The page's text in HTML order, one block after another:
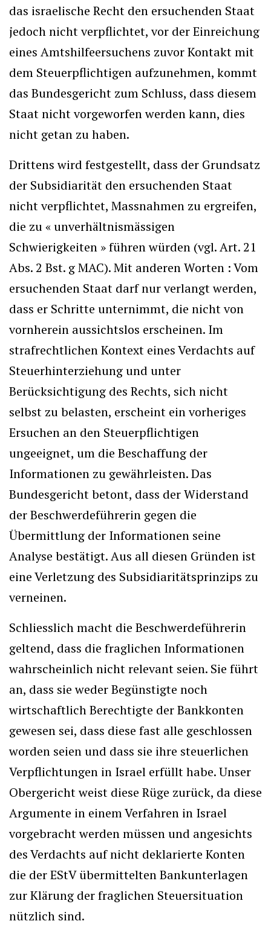
das israelische Recht den ersuchenden Staat
jedoch nicht verpflichtet, vor der Einreichung
eines Amtshilfeersuchens zuvor Kontakt mit
dem Steuerpflichtigen aufzunehmen, kommt
das Bundesgericht zum Schluss, dass diesem
Staat nicht vorgeworfen werden kann, dies
nicht getan zu haben.
Drittens wird festgestellt, dass der Grundsatz
der Subsidiarität den ersuchenden Staat
nicht verpflichtet, Massnahmen zu ergreifen,
die zu « unverhältnismässigen
Schwierigkeiten » führen würden (vgl. Art. 21
Abs. 2 Bst. g MAC). Mit anderen Worten : Vom
ersuchenden Staat darf nur verlangt werden,
dass er Schritte unternimmt, die nicht von
vornherein aussichtslos erscheinen. Im
strafrechtlichen Kontext eines Verdachts auf
Steuerhinterziehung und unter
Berücksichtigung des Rechts, sich nicht
selbst zu belasten, erscheint ein vorheriges
Ersuchen an den Steuerpflichtigen
ungeeignet, um die Beschaffung der
Informationen zu gewährleisten. Das
Bundesgericht betont, dass der Widerstand
der Beschwerdeführerin gegen die
Übermittlung der Informationen seine
Analyse bestätigt. Aus all diesen Gründen ist
eine Verletzung des Subsidiaritätsprinzips zu
verneinen.
Schliesslich macht die Beschwerdeführerin
geltend, dass die fraglichen Informationen
wahrscheinlich nicht relevant seien. Sie führt
an, dass sie weder Begünstigte noch
wirtschaftlich Berechtigte der Bankkonten
gewesen sei, dass diese fast alle geschlossen
worden seien und dass sie ihre steuerlichen
Verpflichtungen in Israel erfüllt habe. Unser
Obergericht weist diese Rüge zurück, da diese
Argumente in einem Verfahren in Israel
vorgebracht werden müssen und angesichts
des Verdachts auf nicht deklarierte Konten
die der EStV übermittelten Bankunterlagen
zur Klärung der fraglichen Steuersituation
nützlich sind.